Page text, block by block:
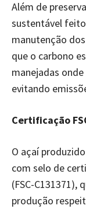
Além de
sustentável
manutenção
que o carbono
manejadas
evitando
Certificação
O açaí
com selo de
(FSC-C131371),
produção